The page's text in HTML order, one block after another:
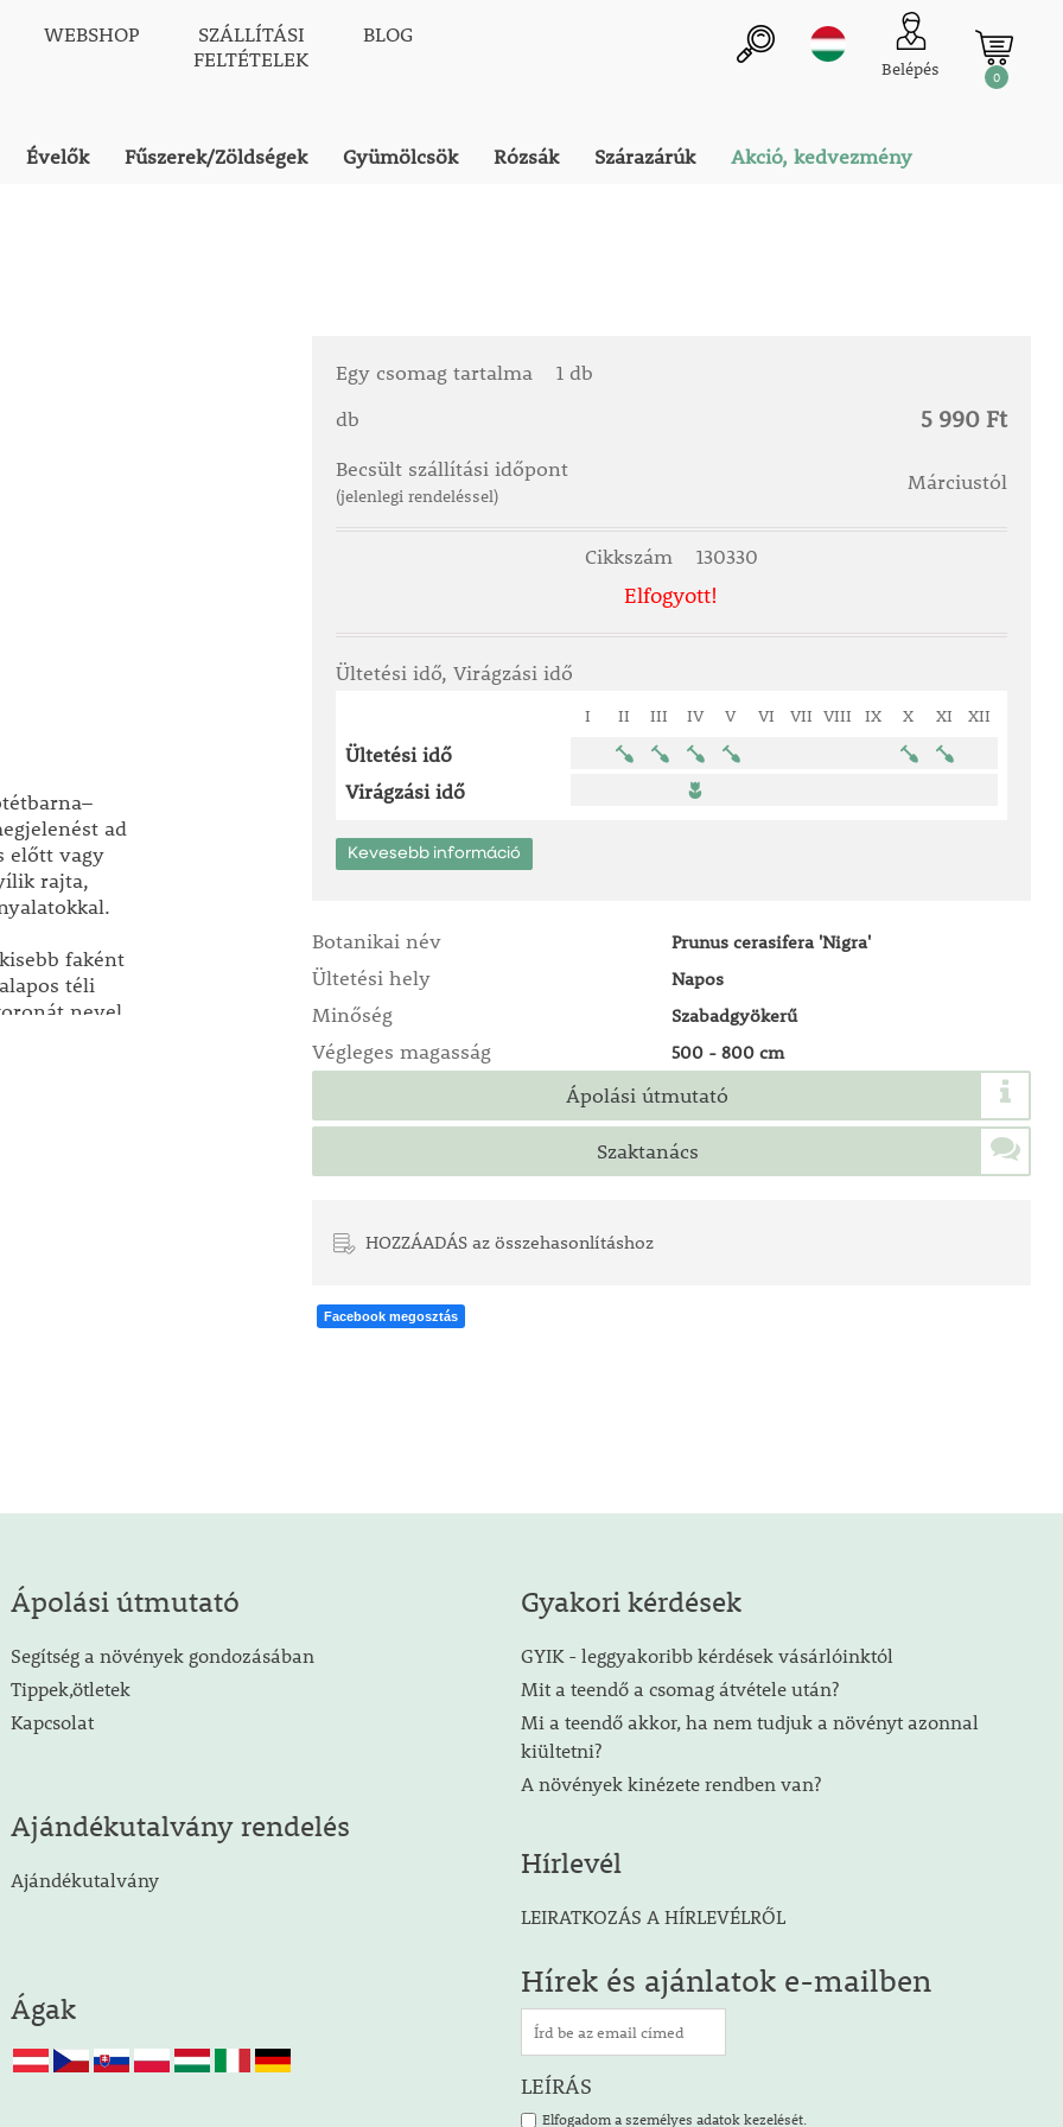
WEBSHOP
SZÁLLÍTÁSI
FELTÉTELEK
BLOG
Belépés 0
Évelők Fűszerek/Zöldségek Gyümölcsök Rózsák Szárazárúk Akció, kedvezmény
ad
előtt vagy
rajta,
faként
téli
nevel.
Egy csomag tartalma
1 db
db
5 990 Ft
Becsült szállítási időpont
(jelenlegi rendeléssel)
Márciustól
Cikkszám 130330
Elfogyott!
Ültetési idő, Virágzási idő
I II III IV V VI VII VIII IX X XI XII
Ültetési idő
Virágzási idő
Kevesebb információ
Botanikai név Prunus cerasifera 'Nigra'
Ültetési hely Napos
Minőség Szabadgyökerű
Végleges magasság 500 - 800 cm
Ápolási útmutató
Szaktanács
HOZZÁADÁS az összehasonlításhoz
Facebook megosztás
Ápolási útmutató
Segítség a növények gondozásában
Tippek,ötletek
Kapcsolat
Ajándékutalvány rendelés
Ajándékutalvány
Ágak
Gyakori kérdések
GYIK - leggyakoribb kérdések vásárlóinktól
Mit a teendő a csomag átvétele után?
Mi a teendő akkor, ha nem tudjuk a növényt azonnal
kiültetni?
A növények kinézete rendben van?
Hírlevél
LEIRATKOZÁS A HÍRLEVÉLRŐL
Hírek és ajánlatok e-mailben
LEÍRÁS
Elfogadom a személyes adatok kezelését.